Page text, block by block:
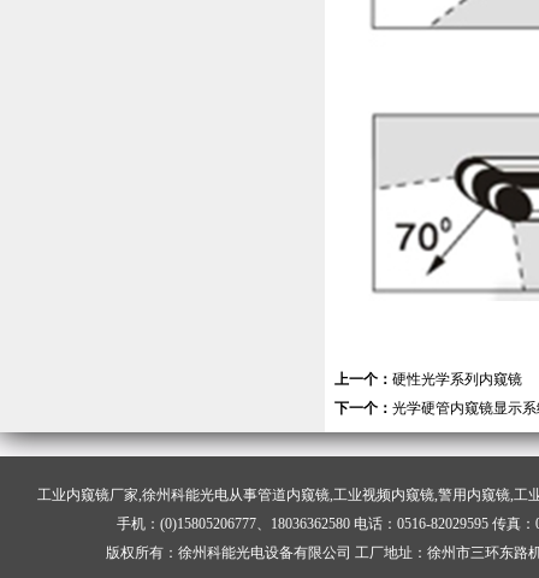
上一个： 硬性光学系列内窥镜
下一个： 光学硬管内窥镜显示
工业内窥镜厂家,徐州科能光电从事管道内窥镜,工业视频内窥镜,警用内窥镜,
手机：(0)15805206777、18036362580 电话：0516-82029595 传真
版权所有：徐州科能光电设备有限公司 工厂地址：徐州市三环东
铝板加工 花纹铝板 铝板生产厂家
校验